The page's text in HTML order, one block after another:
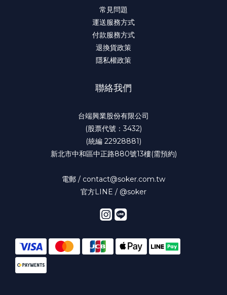
常見問題
運送服務方式
付款服務方式
退換貨政策
隱私權政策
聯絡我們
台端興業股份有限公司
(股票代號：3432)
(統編 22928881)
新北市中和區中正路880號13樓(需預約)
電郵 / contact@soker.com.tw
官方LINE / @soker